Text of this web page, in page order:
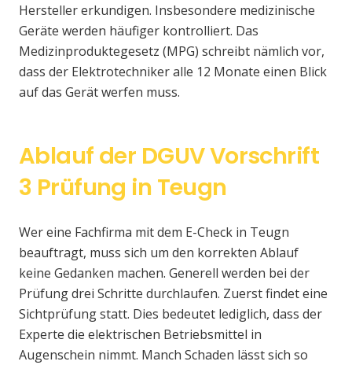
Hersteller erkundigen. Insbesondere medizinische
Geräte werden häufiger kontrolliert. Das
Medizinproduktegesetz (MPG) schreibt nämlich vor,
dass der Elektrotechniker alle 12 Monate einen Blick
auf das Gerät werfen muss.
Ablauf der DGUV Vorschrift
3 Prüfung in Teugn
Wer eine Fachfirma mit dem E-Check in Teugn
beauftragt, muss sich um den korrekten Ablauf
keine Gedanken machen. Generell werden bei der
Prüfung drei Schritte durchlaufen. Zuerst findet eine
Sichtprüfung statt. Dies bedeutet lediglich, dass der
Experte die elektrischen Betriebsmittel in
Augenschein nimmt. Manch Schaden lässt sich so